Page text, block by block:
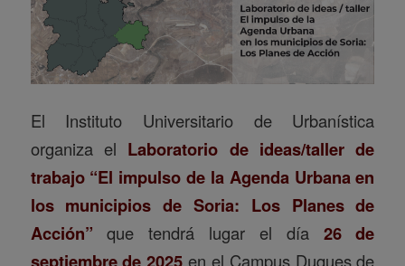
El
Instituto Universitario de Urbanística
organiza el Laboratorio de ideas/taller de
trabajo “El impulso de la Agenda Urbana en
los municipios de Soria: Los Planes de
Acción” que tendrá lugar el día26 de
en el Campus Duques de